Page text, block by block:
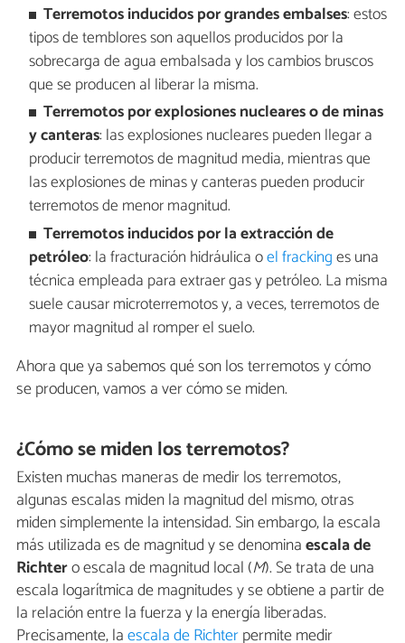
Terremotos inducidos por grandes embalses: estos
tipos de temblores son aquellos producidos por la
sobrecarga de agua embalsada y los cambios bruscos
que se producen al liberar la misma.
Terremotos por explosiones nucleares o de minas
y canteras: las explosiones nucleares pueden llegar a
producir terremotos de magnitud media, mientras que
las explosiones de minas y canteras pueden producir
terremotos de menor magnitud.
Terremotos inducidos por la extracción de
petróleo: la fracturación hidráulica oel frackinges una
técnica empleada para extraer gas y petróleo. La misma
suele causar microterremotos y, a veces, terremotos de
mayor magnitud al romper el suelo.
Ahora que ya sabemos qué son los terremotos y cómo
se producen, vamos a ver cómo se miden.
¿Cómo se miden los terremotos?
Existen muchas maneras de medir los terremotos,
algunas escalas miden la magnitud del mismo, otras
miden simplemente la intensidad. Sin embargo, la escala
más utilizada es de magnitud y se denominaescala de
Richtero escala de magnitud local (M). Se trata de una
escala logarítmica de magnitudes y se obtiene a partir de
la relación entre la fuerza y la energía liberadas.
Precisamente, laescala de Richterpermite medir